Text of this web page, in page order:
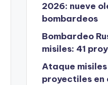
2026: nueve
bombardeos
Bombardeo
misiles: 41
Ataque misiles
proyectiles en